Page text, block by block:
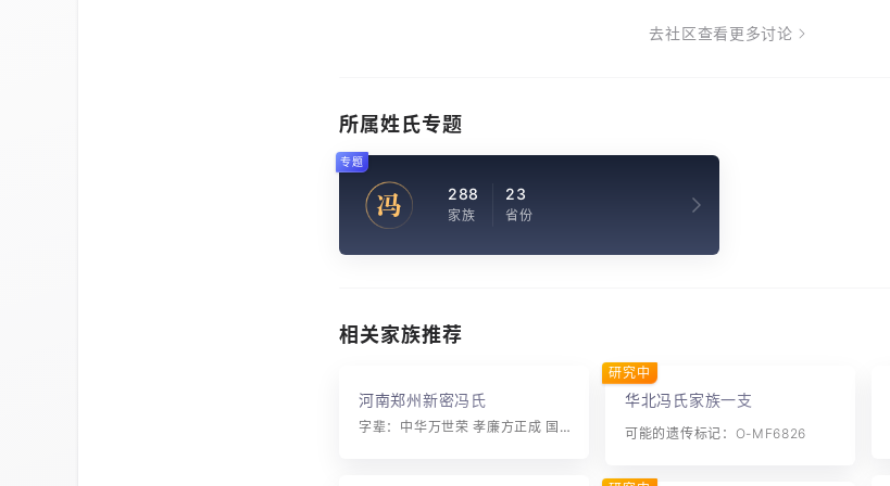
去社区查看更多讨论
所属姓氏专题
冯 288
家族
23
省份
专题
相关家族推荐
河南郑州新密冯氏
字辈：中华万世荣 孝廉方正成 国泰民安乐 福禄寿三星
华北冯氏家族一支
可能的遗传标记：O-MF6826
研究中